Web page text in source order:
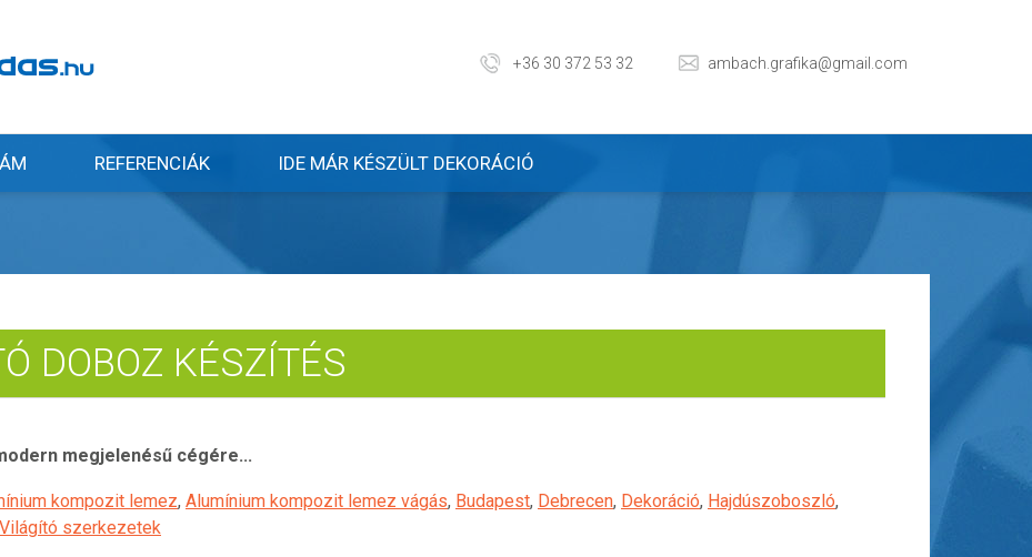
+36 30 372 53 32 ambach.grafika@gmail.com
REFERENCIÁK IDE MÁR KÉSZÜLT DEKORÁCIÓ
DOBOZ KÉSZÍTÉS
megjelenésű cégére...
kompozit lemez, Alumínium kompozit lemez vágás, Budapest, Debrecen, Dekoráció, Hajdúszoboszló,
Világító szerkezetek